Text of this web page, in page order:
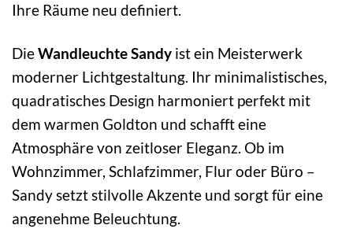
Ihre Räume neu definiert.
DieWandleuchte Sandy ist ein Meisterwerk
moderner Lichtgestaltung. Ihr minimalistisches,
quadratisches Design harmoniert perfekt mit
dem warmen Goldton und schafft eine
Atmosphäre von zeitloser Eleganz. Ob im
Wohnzimmer, Schlafzimmer, Flur oder Büro –
Sandy setzt stilvolle Akzente und sorgt für eine
angenehme Beleuchtung.